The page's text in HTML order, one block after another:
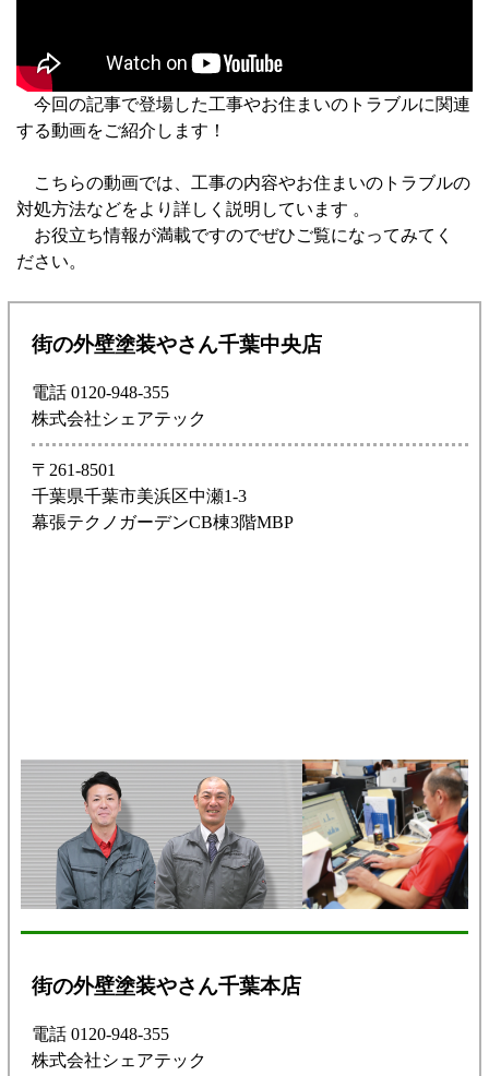
今回の記事で登場した工事やお住まいのトラブルに関連
する動画をご紹介します！
こちらの動画では、工事の内容やお住まいのトラブルの
対処方法などをより詳しく説明しています 。
お役立ち情報が満載ですのでぜひご覧になってみてく
ださい。
街の外壁塗装やさん千葉中央店
電話 0120-948-355
株式会社シェアテック
〒261-8501
千葉県千葉市美浜区中瀬1-3
幕張テクノガーデンCB棟3階MBP
街の外壁塗装やさん千葉本店
電話 0120-948-355
株式会社シェアテック